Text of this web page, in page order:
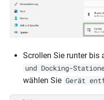
Scrollen Sie runter bis
und Docking-
wählen Sie Gerät